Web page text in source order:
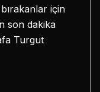
için
son dakika
Turgut